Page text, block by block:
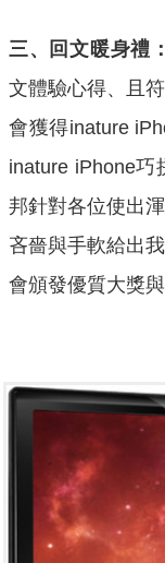
三、回文暖身禮：
文體驗心得、且
會獲得inature
inature iPhone巧
邦針對各位使出
吝嗇與手軟給出
會頒發優質大獎